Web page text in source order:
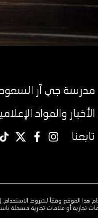
مدرسة جي آر
الأخبار والمواد
تابعنا
instagram
facebook
twitter
هذا الموقع وفقاً لشروط
أو علامات تجارية مسجلة